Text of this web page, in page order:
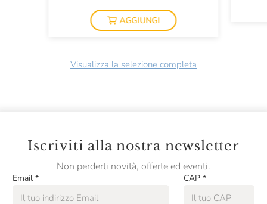
AGGIUNGI
Visualizza la selezione completa
Iscriviti alla nostra newsletter
Non perderti novità, offerte ed eventi.
Email * CAP *